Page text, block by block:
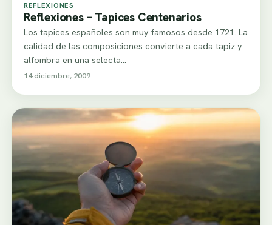
REFLEXIONES
Reflexiones – Tapices Centenarios
Los tapices españoles son muy famosos desde 1721. La
calidad de las composiciones convierte a cada tapiz y
alfombra en una selecta…
14 diciembre, 2009